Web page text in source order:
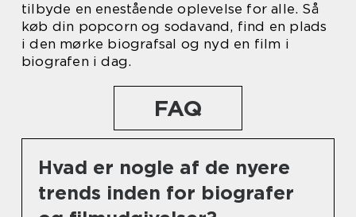
tilbyde en enestående oplevelse for alle. Så
køb din popcorn og sodavand, find en plads
i den mørke biografsal og nyd en film i
biografen i dag.
FAQ
Hvad er nogle af de nyere
trends inden for biografer